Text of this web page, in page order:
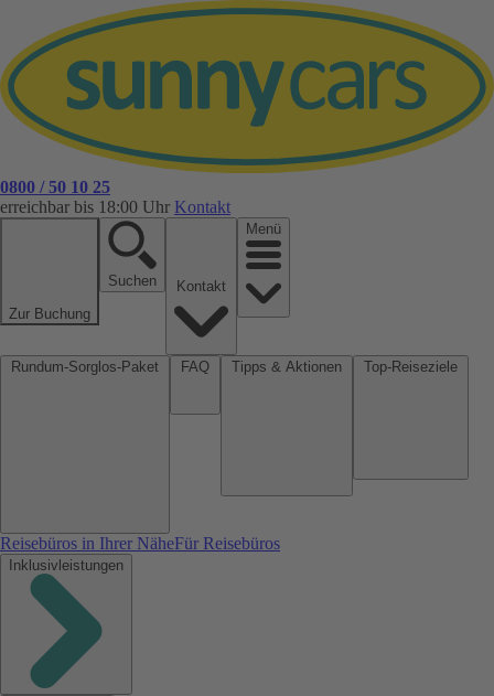
0800 / 50 10 25
erreichbar bis 18:00 Uhr Kontakt
Zur Buchung
Suchen
Menü
Reisebüros in Ihrer NäheFür Reisebüros
Inklusivleistungen